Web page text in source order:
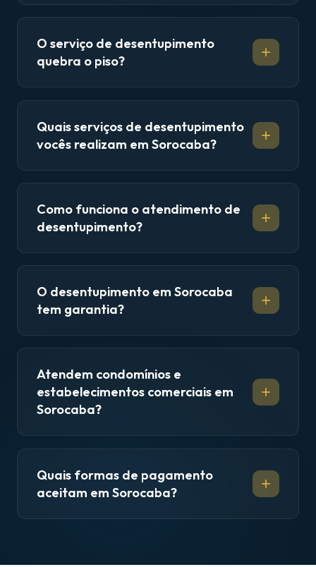
O serviço de desentupimento
quebra o piso?
Quais serviços de desentupimento
vocês realizam em Sorocaba?
Como funciona o atendimento de
desentupimento?
O desentupimento em Sorocaba
tem garantia?
Atendem condomínios e
estabelecimentos comerciais em
Sorocaba?
Quais formas de pagamento
aceitam em Sorocaba?